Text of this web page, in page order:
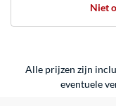
Niet
Alle prijzen zijn
eventuele